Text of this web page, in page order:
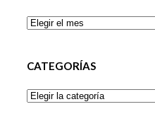
Archivos
CATEGORÍAS
Categorías